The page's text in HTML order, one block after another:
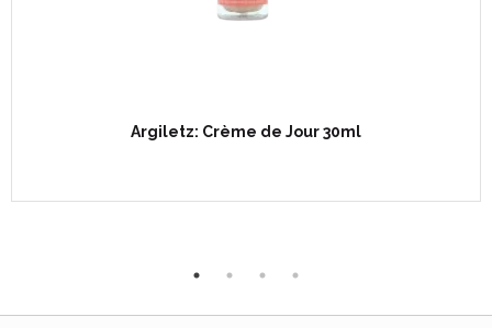
Argiletz: Crème de Jour 30ml